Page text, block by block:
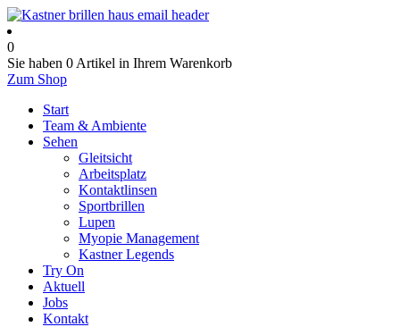
0
Sie haben 0 Artikel in Ihrem Warenkorb
Zum Shop
Start
Team & Ambiente
Sehen
Gleitsicht
Arbeitsplatz
Kontaktlinsen
Sportbrillen
Lupen
Myopie Management
Kastner Legends
Try On
Aktuell
Jobs
Kontakt